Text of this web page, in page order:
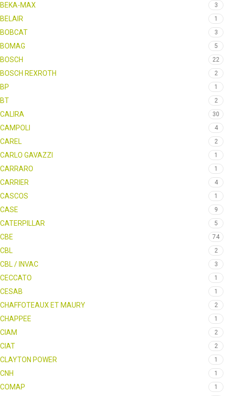
BEKA-MAX 3
BELAIR 1
BOBCAT 3
BOMAG 5
BOSCH 22
BOSCH REXROTH 2
BP 1
BT 2
CALIRA 30
CAMPOLI 4
CAREL 2
CARLO GAVAZZI 1
CARRARO 1
CARRIER 4
CASCOS 1
CASE 9
CATERPILLAR 5
CBE 74
CBL 2
CBL / INVAC 3
CECCATO 1
CESAB 1
CHAFFOTEAUX ET MAURY 2
CHAPPEE 1
CIAM 2
CIAT 2
CLAYTON POWER 1
CNH 1
COMAP 1